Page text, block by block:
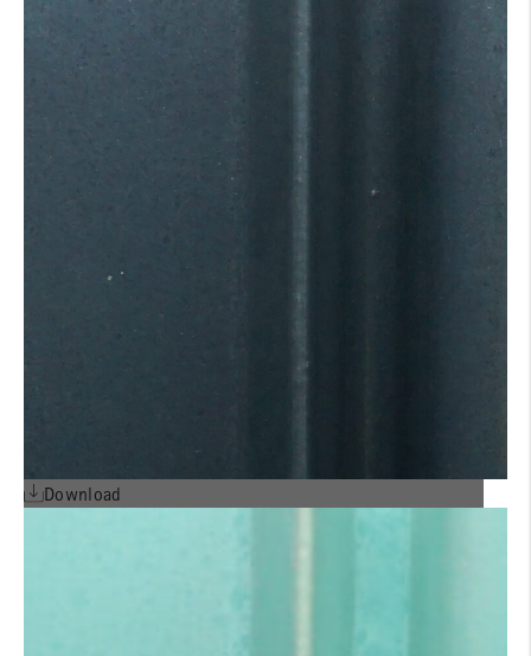
MOEDING Architektenbox
inkl. Katalog und Musterbox
Download